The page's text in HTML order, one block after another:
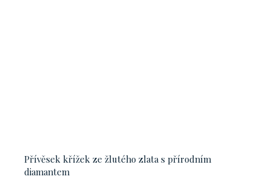
Přívěsek křížek ze žlutého zlata s přírodním
diamantem